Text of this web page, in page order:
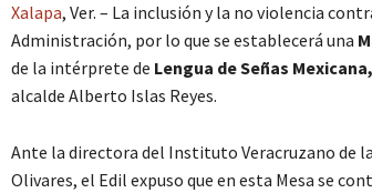
Xalapa, Ver. – La inclusión y la no violencia
Administración, por lo que se establecerá una
de la intérprete de Lengua de Señas
alcalde Alberto Islas Reyes.
Ante la directora del Instituto Veracruzano de
Olivares, el Edil expuso que en esta Mesa se